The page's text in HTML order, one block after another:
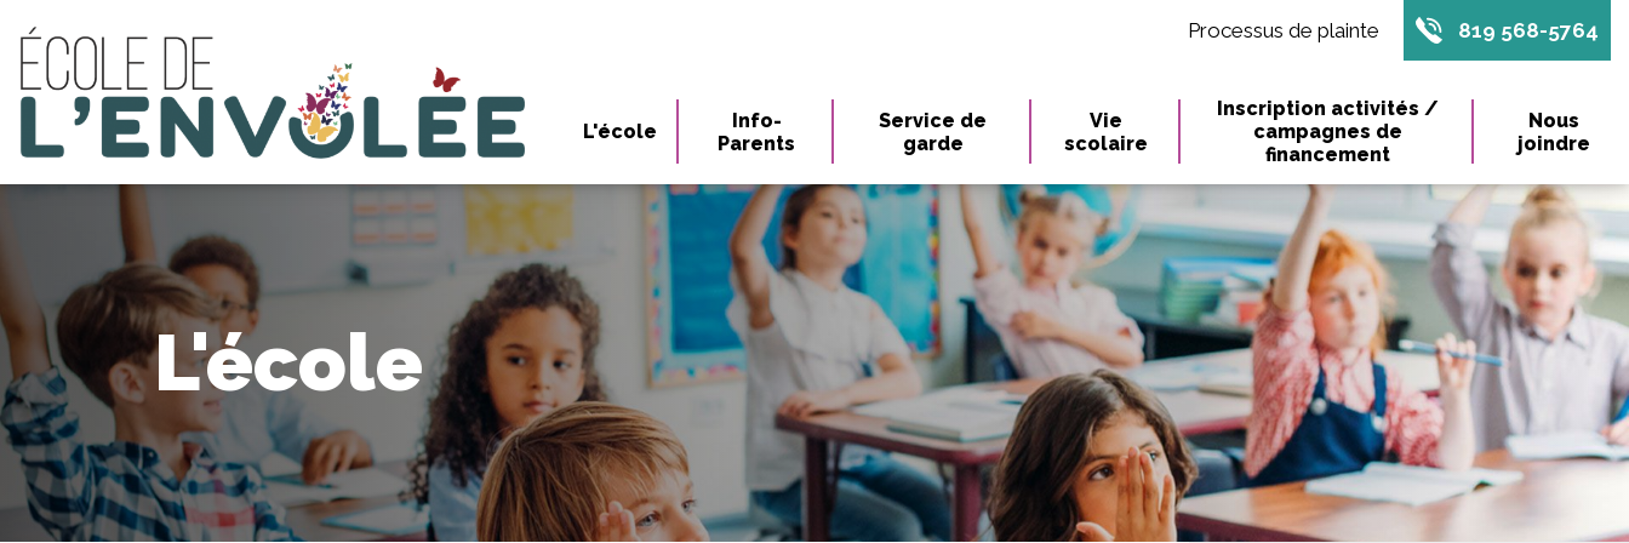
Processus de plainte 819 568-5764
L'école
Info-
Parents
Service de
garde
Vie
scolaire
Inscription activités /
campagnes de
financement
Nous
joindre
L'école